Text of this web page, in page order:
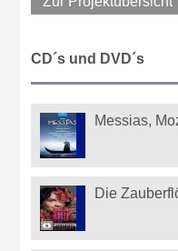
CD´s und DVD´s
Messias,
Die